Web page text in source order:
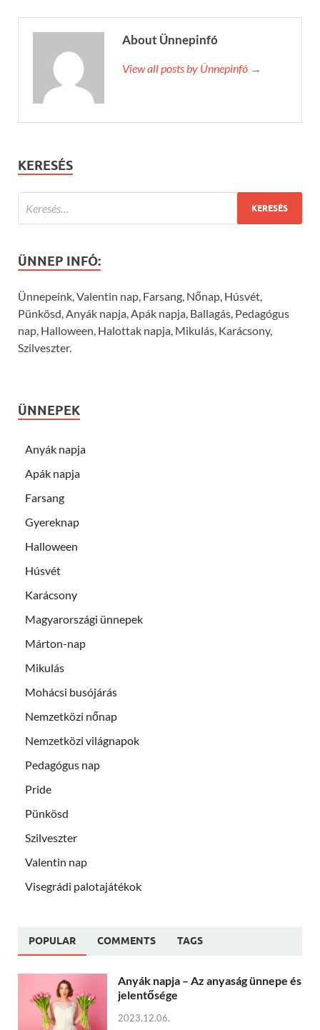
About Ünnepinfó
View all posts by Ünnepinfó →
KERESÉS
ÜNNEP INFÓ:
Ünnepeink, Valentin nap, Farsang, Nőnap, Húsvét,
Pünkösd, Anyák napja, Apák napja, Ballagás, Pedagógus
nap, Halloween, Halottak napja, Mikulás, Karácsony,
Szilveszter.
ÜNNEPEK
Anyák napja
Apák napja
Farsang
Gyereknap
Halloween
Húsvét
Karácsony
Magyarországi ünnepek
Márton-nap
Mikulás
Mohácsi busójárás
Nemzetközi nőnap
Nemzetközi világnapok
Pedagógus nap
Pride
Pünkösd
Szilveszter
Valentin nap
Visegrádi palotajátékok
POPULAR COMMENTS TAGS
Anyák napja – Az anyaság ünnepe és
jelentősége
2023.12.06.